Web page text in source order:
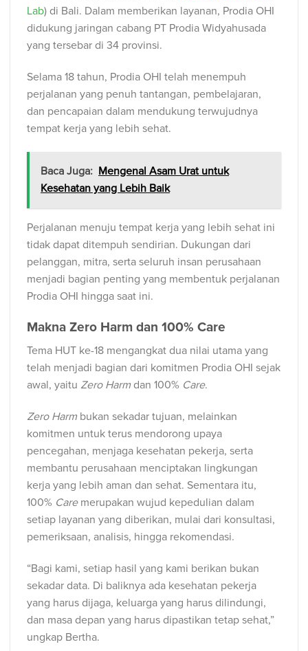
Lab) di Bali. Dalam memberikan layanan, Prodia OHI
didukung jaringan cabang PT Prodia Widyahusada
yang tersebar di 34 provinsi.
Selama 18 tahun, Prodia OHI telah menempuh
perjalanan yang penuh tantangan, pembelajaran,
dan pencapaian dalam mendukung terwujudnya
tempat kerja yang lebih sehat.
Baca Juga: Mengenal Asam Urat untuk
Kesehatan yang Lebih Baik
Perjalanan menuju tempat kerja yang lebih sehat ini
tidak dapat ditempuh sendirian. Dukungan dari
pelanggan, mitra, serta seluruh insan perusahaan
menjadi bagian penting yang membentuk perjalanan
Prodia OHI hingga saat ini.
Makna Zero Harm dan 100% Care
Tema HUT ke-18 mengangkat dua nilai utama yang
telah menjadi bagian dari komitmen Prodia OHI sejak
awal, yaitu Zero Harmdan 100% Care.
Zero Harmbukan sekadar tujuan, melainkan
komitmen untuk terus mendorong upaya
pencegahan, menjaga kesehatan pekerja, serta
membantu perusahaan menciptakan lingkungan
kerja yang lebih aman dan sehat. Sementara itu,
100% Care merupakan wujud kepedulian dalam
setiap layanan yang diberikan, mulai dari konsultasi,
pemeriksaan, analisis, hingga rekomendasi.
“Bagi kami, setiap hasil yang kami berikan bukan
sekadar data. Di baliknya ada kesehatan pekerja
yang harus dijaga, keluarga yang harus dilindungi,
dan masa depan yang harus dipastikan tetap sehat,”
ungkap Bertha.